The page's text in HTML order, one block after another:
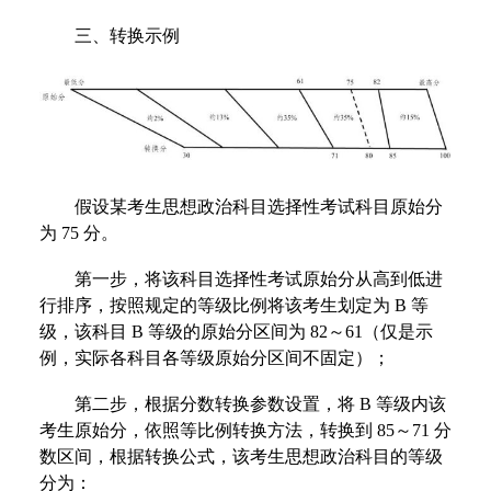
三、转换示例
假设某考生思想政治科目选择性考试科目原始分
为 75 分。
第一步，将该科目选择性考试原始分从高到低进
行排序，按照规定的等级比例将该考生划定为 B 等
级，该科目 B 等级的原始分区间为 82～61（仅是示
例，实际各科目各等级原始分区间不固定）；
第二步，根据分数转换参数设置，将 B 等级内该
考生原始分，依照等比例转换方法，转换到 85～71 分
数区间，根据转换公式，该考生思想政治科目的等级
分为：